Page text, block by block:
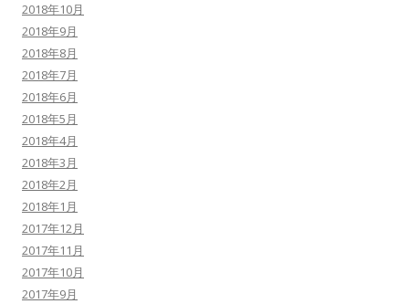
2018年10月
2018年9月
2018年8月
2018年7月
2018年6月
2018年5月
2018年4月
2018年3月
2018年2月
2018年1月
2017年12月
2017年11月
2017年10月
2017年9月